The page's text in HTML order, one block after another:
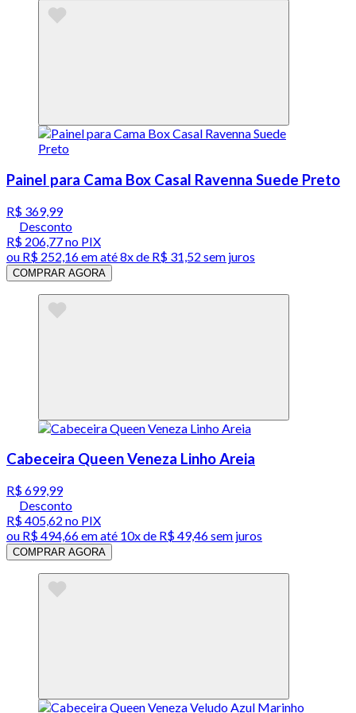
Painel para Cama Box Casal Ravenna Suede Preto
R$ 369,99
Desconto
R$ 206,77no PIX
ou R$ 252,16em até8x de R$ 31,52 sem juros
COMPRAR AGORA
Cabeceira Queen Veneza Linho Areia
R$ 699,99
Desconto
R$ 405,62 no PIX
ou R$ 494,66em até 10x de R$ 49,46 sem juros
COMPRAR AGORA